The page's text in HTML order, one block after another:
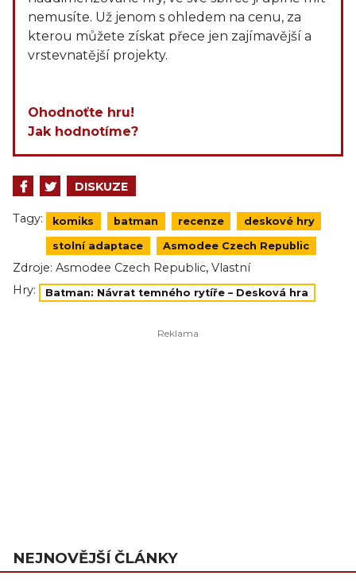
nemusíte. Už jenom s ohledem na cenu, za
kterou můžete získat přece jen zajímavější a
vrstevnatější projekty.
Ohodnoťte hru!
Jak hodnotíme?
DISKUZE
Tagy: komiks batman recenze deskové hry
stolní adaptace Asmodee Czech Republic
Zdroje: Asmodee Czech Republic, Vlastní
Hry:
Batman: Návrat temného rytíře – Desková hra
NEJNOVĚJŠÍ ČLÁNKY